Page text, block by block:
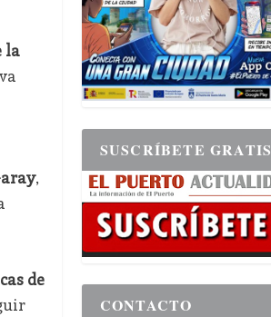
la
,
de
SUSCRÍBETE GRATIS
CONTACTO